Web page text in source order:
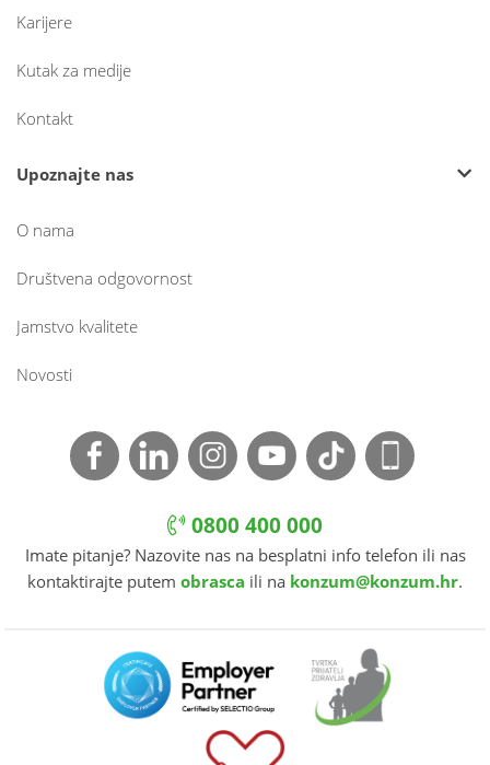
Karijere
Kutak za medije
Kontakt
Upoznajte nas
O nama
Društvena odgovornost
Jamstvo kvalitete
Novosti
0800 400 000
Imate pitanje? Nazovite nas na besplatni info telefon ili nas
kontaktirajte putem obrasca ili na konzum@konzum.hr.